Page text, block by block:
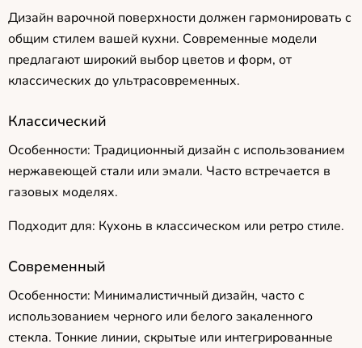
Дизайн варочной поверхности должен гармонировать с
общим стилем вашей кухни. Современные модели
предлагают широкий выбор цветов и форм, от
классических до ультрасовременных.
Классический
Особенности: Традиционный дизайн с использованием
нержавеющей стали или эмали. Часто встречается в
газовых моделях.
Подходит для: Кухонь в классическом или ретро стиле.
Современный
Особенности: Минималистичный дизайн, часто с
использованием черного или белого закаленного
стекла. Тонкие линии, скрытые или интегрированные